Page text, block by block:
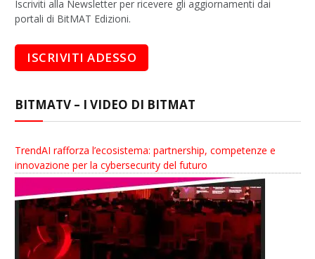
Iscriviti alla Newsletter per ricevere gli aggiornamenti dai
portali di BitMAT Edizioni.
BITMATV – I VIDEO DI BITMAT
TrendAI rafforza l’ecosistema: partnership, competenze e
innovazione per la cybersecurity del futuro